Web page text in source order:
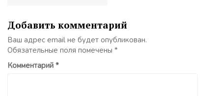
Добавить комментарий
Ваш адрес email не будет опубликован.
Обязательные поля помечены *
Комментарий *